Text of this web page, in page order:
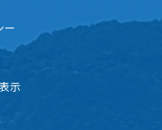
ー
示